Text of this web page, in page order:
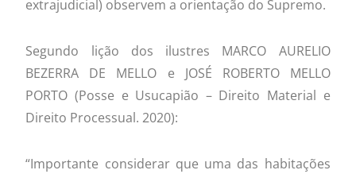
extrajudicial) observem a orientação do Supremo.
Segundo lição dos ilustres MARCO AURELIO
BEZERRA DE MELLO e JOSÉ ROBERTO MELLO
PORTO (Posse e Usucapião – Direito Material e
Direito Processual. 2020):
“Importante considerar que uma das habitações